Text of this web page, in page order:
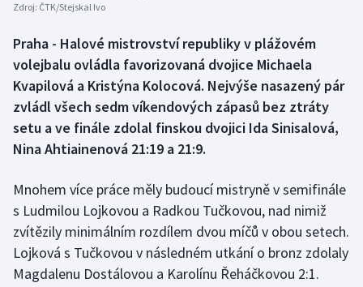
Box
Curling
Dostihy
Florbal
Futsal
Golf
Zdroj: ČTK/Stejskal Ivo
Praha - Halové mistrovství republiky v plážovém
volejbalu ovládla favorizovaná dvojice Michaela
Kvapilová a Kristýna Kolocová. Nejvýše nasazený pár
zvládl všech sedm víkendových zápasů bez ztráty
setu a ve finále zdolal finskou dvojici Ida Sinisalová,
Nina Ahtiainenová 21:19 a 21:9.
Mnohem více práce měly budoucí mistryně v semifinále
s Ludmilou Lojkovou a Radkou Tučkovou, nad nimiž
zvítězily minimálním rozdílem dvou míčů v obou setech.
Lojková s Tučkovou v následném utkání o bronz zdolaly
Magdalenu Dostálovou a Karolínu Řeháčkovou 2:1.